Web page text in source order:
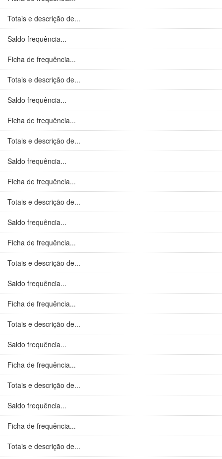
Totais e descrição de...
Saldo frequência...
Ficha de frequência...
Totais e descrição de...
Saldo frequência...
Ficha de frequência...
Totais e descrição de...
Saldo frequência...
Ficha de frequência...
Totais e descrição de...
Saldo frequência...
Ficha de frequência...
Totais e descrição de...
Saldo frequência...
Ficha de frequência...
Totais e descrição de...
Saldo frequência...
Ficha de frequência...
Totais e descrição de...
Saldo frequência...
Ficha de frequência...
Totais e descrição de...